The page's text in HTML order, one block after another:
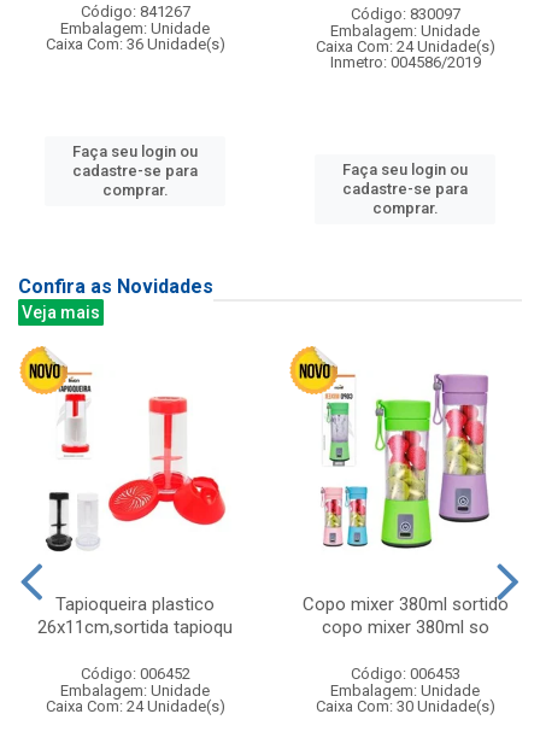
Código: 841267
Embalagem: Unidade
Caixa Com: 36 Unidade(s)
Faça seu login ou
cadastre-se para
comprar.
Código: 830097
Embalagem: Unidade
Caixa Com: 24 Unidade(s)
Inmetro: 004586/2019
Faça seu login ou
cadastre-se para
comprar.
Confira as Novidades
Veja mais
Tapioqueira plastico
26x11cm,sortida tapioqu
Código: 006452
Embalagem: Unidade
Caixa Com: 24 Unidade(s)
Copo mixer 380ml sortido
copo mixer 380ml so
Código: 006453
Embalagem: Unidade
Caixa Com: 30 Unidade(s)